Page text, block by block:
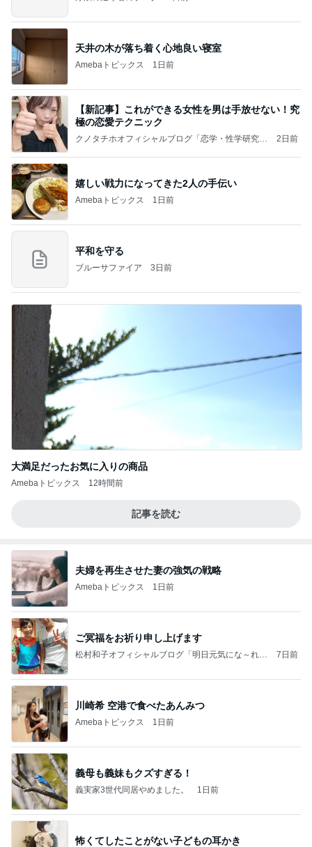
天井の木が落ち着く心地良い寝室
Amebaトピックス 1日前
【新記事】これができる女性を男は手放せない！究
極の恋愛テクニック
クノタチホオフィシャルブログ「恋学・性学研究
2日前
嬉しい戦力になってきた2人の手伝い
Amebaトピックス 1日前
平和を守る
ブルーサファイア 3日前
大満足だったお気に入りの商品
Amebaトピックス 12時間前
記事を読む
夫婦を再生させた妻の強気の戦略
Amebaトピックス 1日前
ご冥福をお祈り申し上げます
松村和子オフィシャルブログ「明日元気にな～れ」
7日前
川崎希 空港で食べたあんみつ
Amebaトピックス 1日前
義母も義妹もクズすぎる！
義実家3世代同居やめました。 1日前
怖くてしたことがない子どもの耳かき